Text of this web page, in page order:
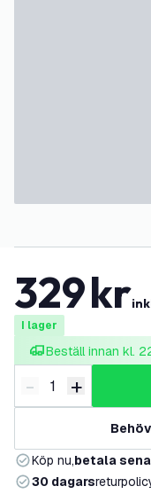
329kr
I lager
Beställ innan kl.
Minska antal
- Öka antal
+
Köp nu,betala
30 dagars